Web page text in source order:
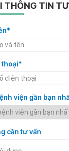
THÔNG TIN
thoại*
viện gần bạn
cần tư vấn